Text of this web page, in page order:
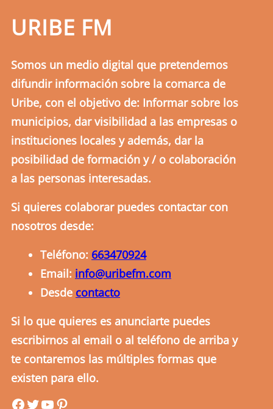
URIBE FM
Somos un medio digital que pretendemos
difundir información sobre la comarca de
Uribe, con el objetivo de: Informar sobre los
municipios, dar visibilidad a las empresas o
instituciones locales y además, dar la
posibilidad de formación y / o colaboración
a las personas interesadas.
Si quieres colaborar puedes contactar con
nosotros desde:
Teléfono: 663470924
Email: info@uribefm.com
Desde contacto
Si lo que quieres es anunciarte puedes
escribirnos al email o al teléfono de arriba y
te contaremos las múltiples formas que
existen para ello.
uribefmuribefmYouTube Pinterest